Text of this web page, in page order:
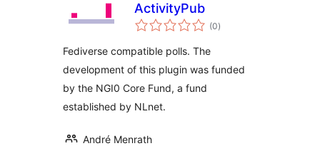
ActivityPub
(0total
ratings
)
Fediverse compatible polls. The
development of this plugin was funded
by the NGI0 Core Fund, a fund
established by NLnet.
André Menrath